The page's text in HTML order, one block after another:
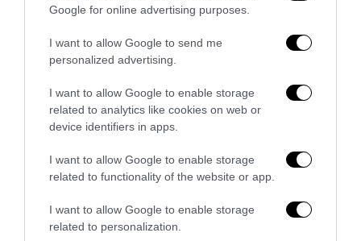
Google for online advertising purposes.
I want to allow Google to send me
personalized advertising.
I want to allow Google to enable storage
related to analytics like cookies on web or
device identifiers in apps.
I want to allow Google to enable storage
related to functionality of the website or app.
I want to allow Google to enable storage
related to personalization.
Remigrazione, il Copasir riconosce all’antifascismo il
veto del disordine